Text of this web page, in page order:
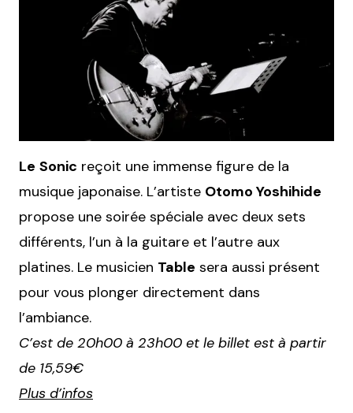
Le Sonic reçoit une immense figure de la
musique japonaise. L’artiste Otomo Yoshihide
propose une soirée spéciale avec deux sets
différents, l’un à la guitare et l’autre aux
platines. Le musicien Table sera aussi présent
pour vous plonger directement dans
l’ambiance.
C’est de 20h00 à 23h00 et le billet est à partir
de 15,59€
Plus d’infos